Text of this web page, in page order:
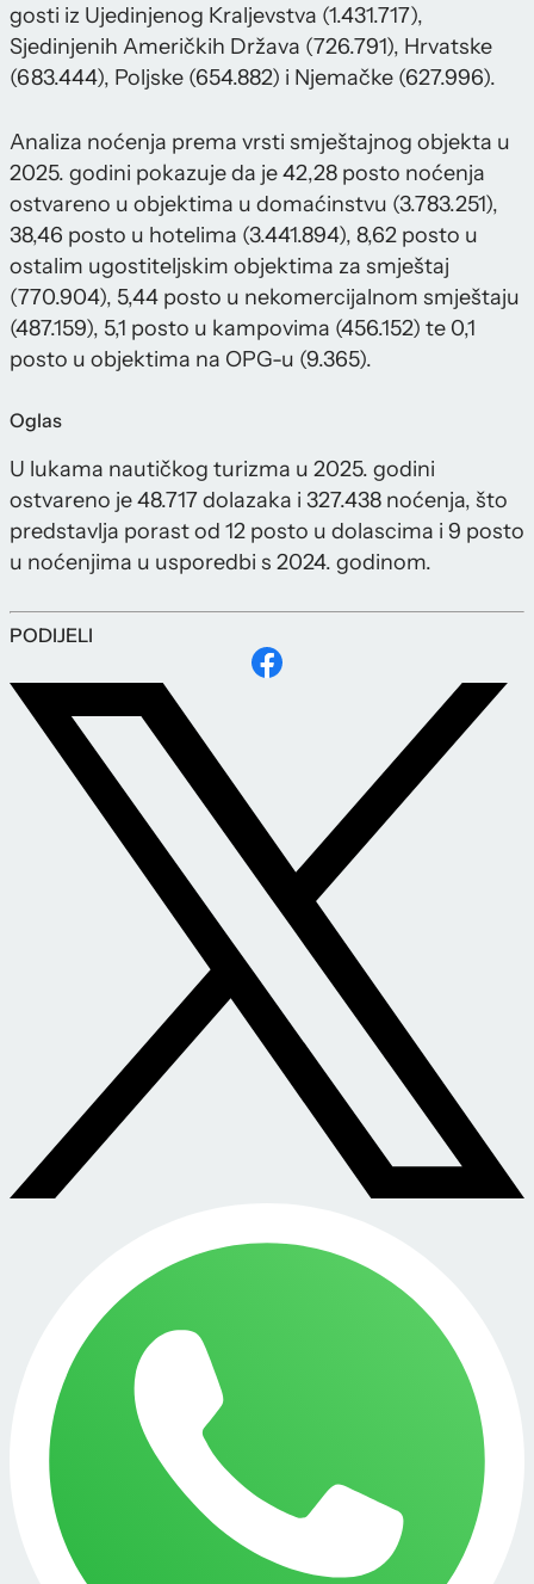
gosti iz Ujedinjenog Kraljevstva (1.431.717),
Sjedinjenih Američkih Država (726.791), Hrvatske
(683.444), Poljske (654.882) i Njemačke (627.996).
Analiza noćenja prema vrsti smještajnog objekta u
2025. godini pokazuje da je 42,28 posto noćenja
ostvareno u objektima u domaćinstvu (3.783.251),
38,46 posto u hotelima (3.441.894), 8,62 posto u
ostalim ugostiteljskim objektima za smještaj
(770.904), 5,44 posto u nekomercijalnom smještaju
(487.159), 5,1 posto u kampovima (456.152) te 0,1
posto u objektima na OPG-u (9.365).
Oglas
U lukama nautičkog turizma u 2025. godini
ostvareno je 48.717 dolazaka i 327.438 noćenja, što
predstavlja porast od 12 posto u dolascima i 9 posto
u noćenjima u usporedbi s 2024. godinom.
PODIJELI